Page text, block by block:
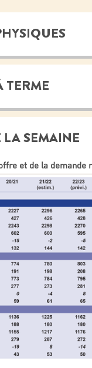
TERME
LA SEMAINE
et de la demande